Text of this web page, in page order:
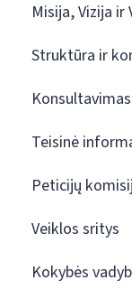
Misija, Vizija ir
Struktūra ir
Teisinė
Peticijų
Veiklos sritys
Kokybės